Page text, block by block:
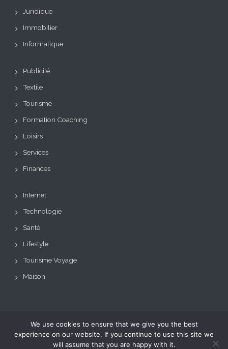
Juridique
Immobilier
Informatique
Publicité
Textile
Tourisme
Formation Coaching
Loisirs
Services
Finances
Internet
Technologie
Santé
Lifestyle
Tourisme Voyage
Maison
Copyright © Tous droits
Le blog de toutes les
Theme: BizCare by
eVisionThemes
We use cookies to ensure that we give you the best
experience on our website. If you continue to use this site we
will assume that you are happy with it.